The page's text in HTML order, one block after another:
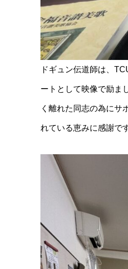
ドギュン伝道師は、
ートとして映像で励ま
く離れた同志の為にサ
れている恵みに感謝で